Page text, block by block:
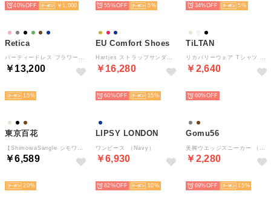
40% ￥1,000 55% 5 34% 5
Retica
パーティードレス フラワーチュール デコルテシアー ロングスカート 七分袖 ベルスリーブ 結婚式 ワンピース（ブラック）
￥13,200
15
EU Comfort Shoes
Hartjes ストラップサンダル （NAVY）
￥16,280
60%
15
TiLTAN
リカバリーウェア Tシャツ （ホワイト）
￥2,640
60%
東京百花
￥6,589
20
LIPSY LONDON
ワンピース （Navy）
￥6,930
82%
10
Gomu56
￥2,280
69%
15